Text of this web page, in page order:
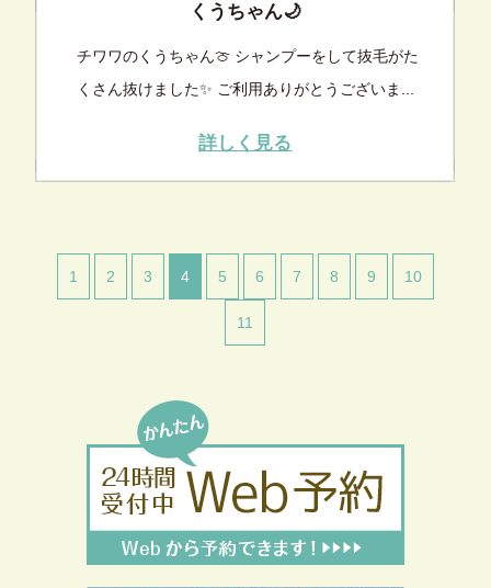
くうちゃん🌙
チワワのくうちゃん🍈 シャンプーをして抜毛がた
くさん抜けました✨ ご利用ありがとうございま...
詳しく見る
1 2 3 4 5 6 7 8 9 10
11